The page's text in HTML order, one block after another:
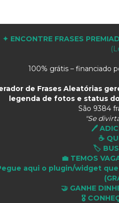
✦ ENCONTRE FRASES
100% grátis – financiado
de Frases Aleatórias
legenda de fotos e status
São 9384
"Se
🖊️
☕
🏷️
💼 TEMOS
aqui o plugin/widget
🤝 GANHE
🎖